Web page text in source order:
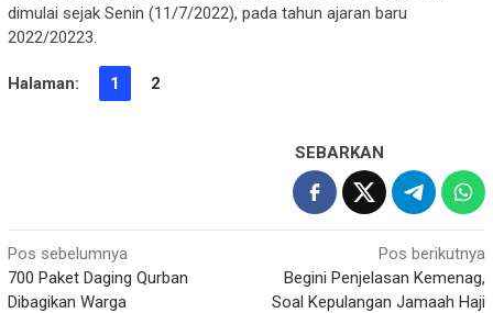
dimulai sejak Senin (11/7/2022), pada tahun ajaran baru
2022/20223.
Halaman: 1 2
SEBARKAN
Navigasi
pos
Pos sebelumnya
700 Paket Daging Qurban
Dibagikan Warga
Pos berikutnya
Begini Penjelasan Kemenag,
Soal Kepulangan Jamaah Haji